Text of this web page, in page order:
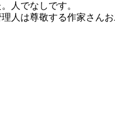
人でなしです。
人は尊敬する作家さんお